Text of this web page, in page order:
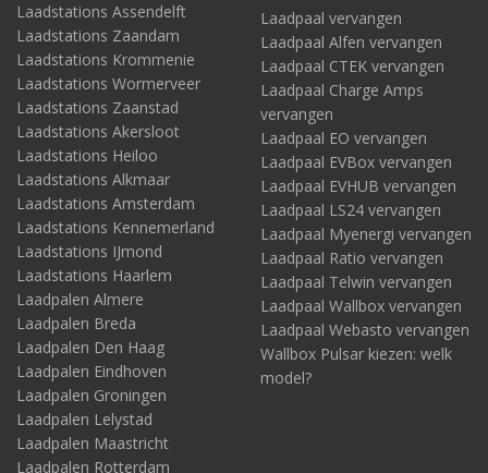
Laadstations Assendelft
Laadstations Zaandam
Laadstations Krommenie
Laadstations Wormerveer
Laadstations Zaanstad
Laadstations Akersloot
Laadstations Heiloo
Laadstations Alkmaar
Laadstations Amsterdam
Laadstations Kennemerland
Laadstations IJmond
Laadstations Haarlem
Laadpalen Almere
Laadpalen Breda
Laadpalen Den Haag
Laadpalen Eindhoven
Laadpalen Groningen
Laadpalen Lelystad
Laadpalen Maastricht
Laadpalen Rotterdam
Laadpaal vervangen
Laadpaal Alfen vervangen
Laadpaal CTEK vervangen
Laadpaal Charge Amps
vervangen
Laadpaal EO vervangen
Laadpaal EVBox vervangen
Laadpaal EVHUB vervangen
Laadpaal LS24 vervangen
Laadpaal Myenergi vervangen
Laadpaal Ratio vervangen
Laadpaal Telwin vervangen
Laadpaal Wallbox vervangen
Laadpaal Webasto vervangen
Wallbox Pulsar kiezen: welk
model?